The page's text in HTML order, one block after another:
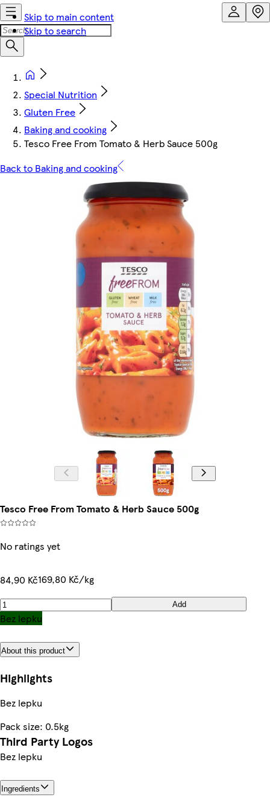
Skip to main content
Skip to search
Special Nutrition
Gluten Free
Baking and cooking
Tesco Free From Tomato & Herb Sauce 500g
Back to Baking and cooking
Tesco Free From Tomato & Herb Sauce 500g
No ratings yet
84,90 Kč169,80 Kč/kg
Add
Bez lepku
About this product
Highlights
Bez lepku
Pack size: 0.5kg
Third Party Logos
Bez lepku
Ingredients